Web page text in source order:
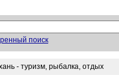
поиск
- туризм, рыбалка, отдых